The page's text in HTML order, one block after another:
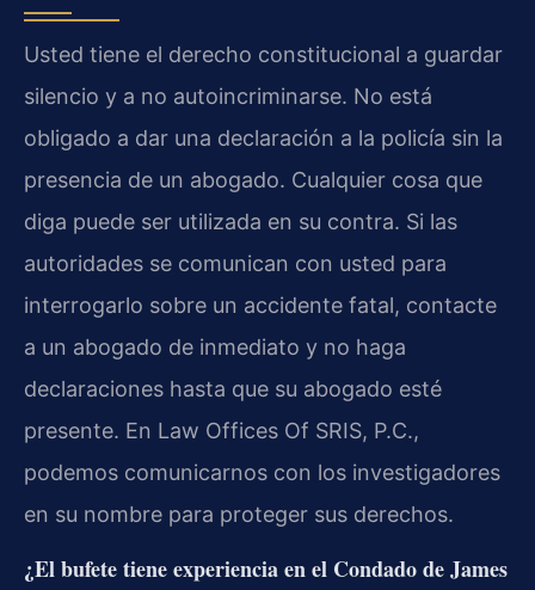
Usted tiene el derecho constitucional a guardar
silencio y a no autoincriminarse. No está
obligado a dar una declaración a la policía sin la
presencia de un abogado. Cualquier cosa que
diga puede ser utilizada en su contra. Si las
autoridades se comunican con usted para
interrogarlo sobre un accidente fatal, contacte
a un abogado de inmediato y no haga
declaraciones hasta que su abogado esté
presente. En Law Offices Of SRIS, P.C.,
podemos comunicarnos con los investigadores
en su nombre para proteger sus derechos.
¿El bufete tiene experiencia en el Condado de James